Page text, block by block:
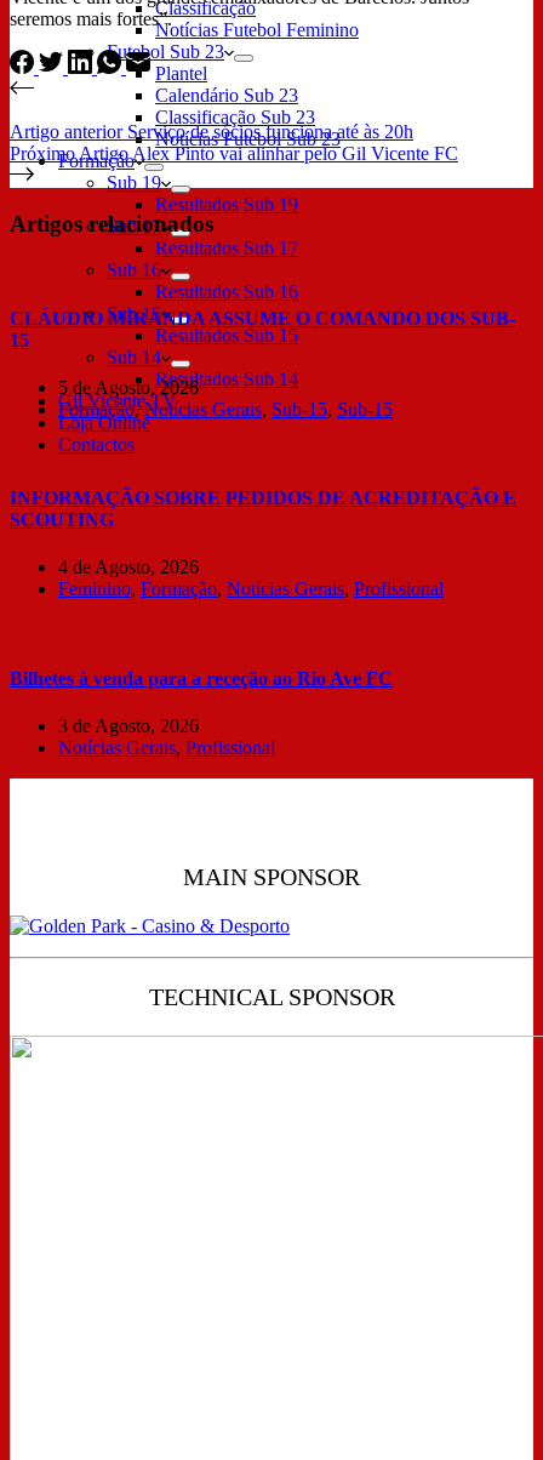
Classificação
Notícias Futebol Feminino
Futebol Sub 23
Plantel
Calendário Sub 23
Classificação Sub 23
Notícias Futebol Sub 23
Formação
Sub 19
Resultados Sub 19
Sub 17
Resultados Sub 17
Sub 16
Resultados Sub 16
Sub 15
Resultados Sub 15
Sub 14
Resultados Sub 14
Gil Vicente TV
Loja Online
Contactos
seremos mais fortes”.
Artigo anterior Serviço de sócios funciona até às 20h
PróximoArtigoAlex Pinto vai alinhar pelo Gil Vicente FC
Artigos relacionados
CLÁUDIO MIRANDA ASSUME O COMANDO DOS SUB-
15
5 de Agosto, 2026
Formação,Notícias Gerais, Sub-15, Sub-15
INFORMAÇÃO SOBRE PEDIDOS DE ACREDITAÇÃO E
SCOUTING
4 de Agosto, 2026
Feminino, Formação, Notícias Gerais, Profissional
Bilhetes à venda para a receção ao Rio Ave FC
3 de Agosto, 2026
Notícias Gerais, Profissional
MAIN SPONSOR
TECHNICAL SPONSOR